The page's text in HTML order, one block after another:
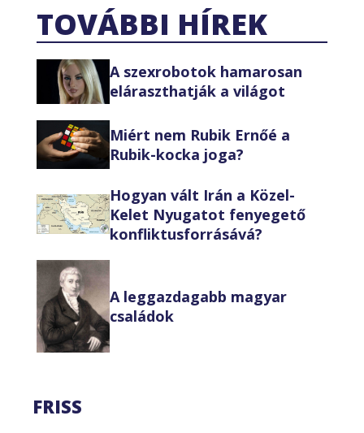
TOVÁBBI HÍREK
A szexrobotok hamarosan
eláraszthatják a világot
Miért nem Rubik Ernőé a
Rubik-kocka joga?
Hogyan vált Irán a Közel-
Kelet Nyugatot fenyegető
konfliktusforrásává?
A leggazdagabb magyar
családok
FRISS